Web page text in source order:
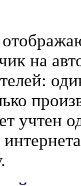
на
учтен